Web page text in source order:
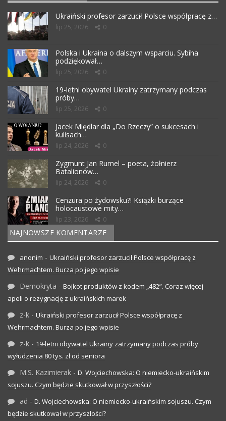
Ukraiński profesor zarzucił Polsce współpracę z…
lip 25, 2026 0
Polska i Ukraina o dalszym wsparciu. Sybiha
podziękował…
lip 25, 2026 0
19-letni obywatel Ukrainy zatrzymany podczas
próby…
lip 25, 2026 0
Jacek Międlar dla „Do Rzeczy” o sukcesach i
kulisach…
lip 24, 2026 0
Zygmunt Jan Rumel – poeta, żołnierz
Batalionów…
lip 24, 2026 0
Cenzura po żydowsku?! Książki burzące
holocaustowe mity…
lip 23, 2026 0
NAJNOWSZE KOMENTARZE
anonim - Ukraiński profesor zarzucił Polsce współpracę z
Wehrmachtem. Burza po jego wpisie
Demokryta - Bojkot produktów z kodem „482”. Coraz więcej
apeli o rezygnację z ukraińskich marek
z-k - Ukraiński profesor zarzucił Polsce współpracę z
Wehrmachtem. Burza po jego wpisie
z-k - 19-letni obywatel Ukrainy zatrzymany podczas próby
wyłudzenia 80 tys. zł od seniora
M.S. Kazimierak - D. Wojciechowska: O niemiecko-ukraińskim
sojuszu. Czym będzie skutkował w przyszłości?
ad - D. Wojciechowska: O niemiecko-ukraińskim sojuszu. Czym
będzie skutkował w przyszłości?